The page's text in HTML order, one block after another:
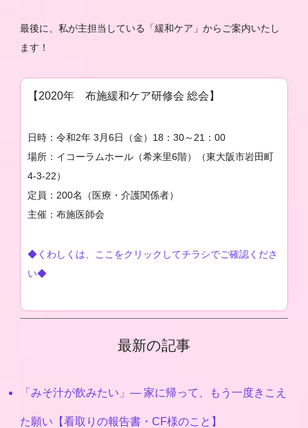
最後に、私が主担当している「緩和ケア」からご案内いたし
ます！
【2020年 布施緩和ケア研修会 総会】
日時：令和2年 3月6日（金）18：30～21：00
場所：イコーラムホール（希来里6階）（東大阪市岩田町
4-3-22）
定員：200名（医療・介護関係者）
主催：布施医師会
◆くわしくは、ここをクリックしてチラシでご確認くださ
い◆
最新の記事
「みそ汁が飲みたい」― 家に帰って、もう一度きこえ
た願い【看取りの報告書・CF様のこと】